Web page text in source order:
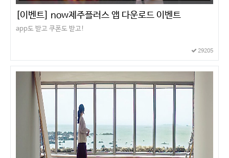
[이벤트] now제주플러스 앱 다운로드 이벤트
app도 받고 쿠폰도 받고!
29205